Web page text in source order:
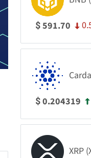
$591.70
$0.204319
XRP